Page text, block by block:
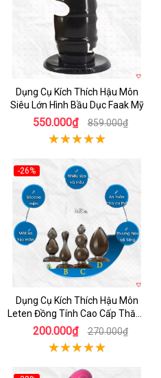
Dụng Cụ Kích Thích Hậu Môn
Siêu Lớn Hình Bầu Dục Faak Mỹ
550.000₫ 859.000₫
-26%
Dụng Cụ Kích Thích Hậu Môn
Leten Đồng Tính Cao Cấp Thăng
Hoa
200.000₫ 270.000₫